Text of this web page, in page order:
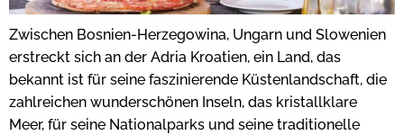
Zwischen Bosnien-Herzegowina, Ungarn und Slowenien
erstreckt sich an der Adria Kroatien, ein Land, das
bekannt ist für seine faszinierende Küstenlandschaft, die
zahlreichen wunderschönen Inseln, das kristallklare
Meer, für seine Nationalparks und seine traditionelle